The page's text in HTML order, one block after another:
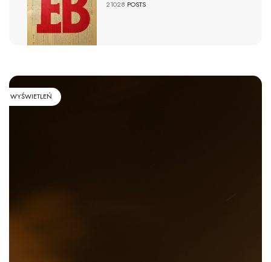
21028 POSTS
WYŚWIETLEŃ